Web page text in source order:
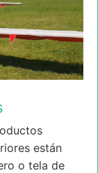
están
o tela de